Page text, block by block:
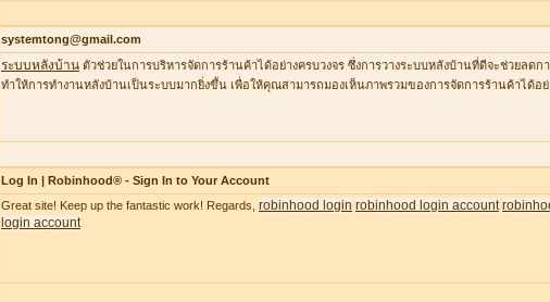
systemtong@gmail.com
ระบบหลังบ้าน ตัวช่วยในการบริหารจัดการร้านค้าได้อย่างครบวงจร ซึ่งการวางระบบหลังบ้านที่ดีจะช่วยลดก
ทำให้การทำงานหลังบ้านเป็นระบบมากยิ่งขึ้น เพื่อให้คุณสามารถมองเห็นภาพรวมของการจัดการร้านค้าได้อ
Log In | Robinhood® - Sign In to Your Account
Great site! Keep up the fantastic work! Regards, robinhood login robinhood login account
login account